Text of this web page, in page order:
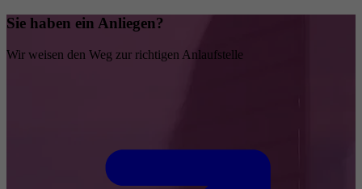
Sie haben ein Anliegen?
Wir weisen den Weg zur richtigen Anlaufstelle